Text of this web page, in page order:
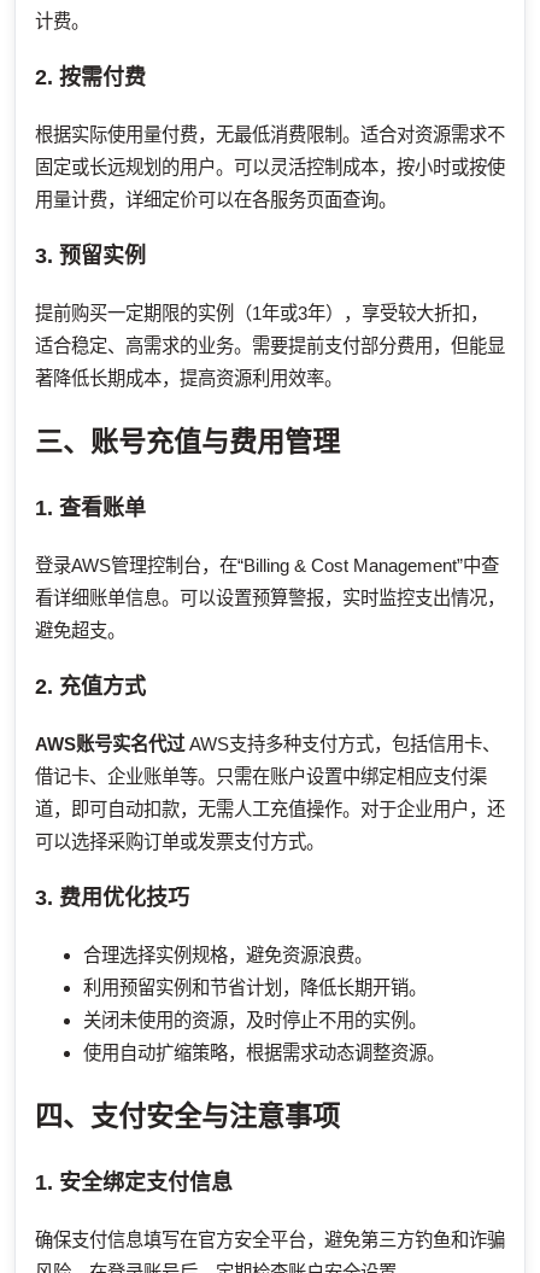
计费。
2. 按需付费
根据实际使用量付费，无最低消费限制。适合对资源需求不
固定或长远规划的用户。可以灵活控制成本，按小时或按使
用量计费，详细定价可以在各服务页面查询。
3. 预留实例
提前购买一定期限的实例（1年或3年），享受较大折扣，
适合稳定、高需求的业务。需要提前支付部分费用，但能显
著降低长期成本，提高资源利用效率。
三、账号充值与费用管理
1. 查看账单
登录AWS管理控制台，在“Billing & Cost Management”中查
看详细账单信息。可以设置预算警报，实时监控支出情况，
避免超支。
2. 充值方式
AWS账号实名代过 AWS支持多种支付方式，包括信用卡、
借记卡、企业账单等。只需在账户设置中绑定相应支付渠
道，即可自动扣款，无需人工充值操作。对于企业用户，还
可以选择采购订单或发票支付方式。
3. 费用优化技巧
合理选择实例规格，避免资源浪费。
利用预留实例和节省计划，降低长期开销。
关闭未使用的资源，及时停止不用的实例。
使用自动扩缩策略，根据需求动态调整资源。
四、支付安全与注意事项
1. 安全绑定支付信息
确保支付信息填写在官方安全平台，避免第三方钓鱼和诈骗